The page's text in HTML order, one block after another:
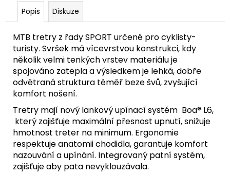
Popis Diskuze
MTB tretry z řady SPORT určené pro cyklisty-
turisty. Svršek má vícevrstvou konstrukci, kdy
několik velmi tenkých vrstev materiálu je
spojováno zatepla a výsledkem je lehká, dobře
odvětraná struktura téměř beze švů, zvyšující
komfort nošení.
Tretry mají nový lankový upínací systém Boa® L6,
který zajišťuje maximální přesnost upnutí, snižuje
hmotnost treter na minimum. Ergonomie
respektuje anatomii chodidla, garantuje komfort
nazouvání a upínání. Integrovaný patní systém,
zajišťuje aby pata nevyklouzávala.